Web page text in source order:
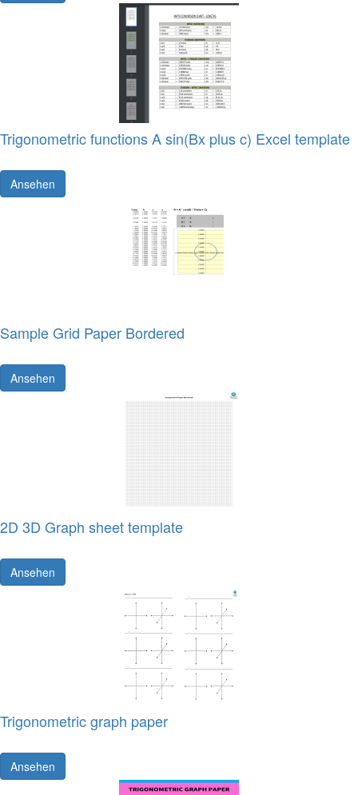
Trigonometric functions A sin(Bx plus c) Excel template
Ansehen
Sample Grid Paper Bordered
Ansehen
2D 3D Graph sheet template
Ansehen
Trigonometric graph paper
Ansehen